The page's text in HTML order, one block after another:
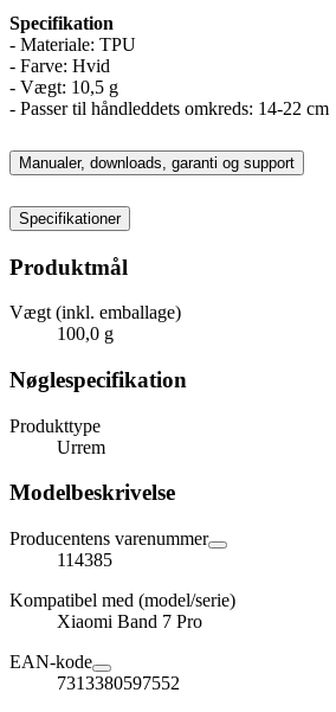
Specifikation
- Materiale: TPU
- Farve: Hvid
- Vægt: 10,5 g
- Passer til håndleddets omkreds: 14-22 cm
Manualer, downloads, garanti og support
Specifikationer
Produktmål
Vægt (inkl. emballage)
100,0 g
Nøglespecifikation
Produkttype
Urrem
Modelbeskrivelse
Producentens varenummer
114385
Kompatibel med (model/serie)
Xiaomi Band 7 Pro
EAN-kode
7313380597552